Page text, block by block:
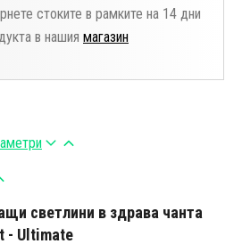
стоките в рамките на 14 дни
в нашия магазин
светлини в здрава чанта
- Ultimate